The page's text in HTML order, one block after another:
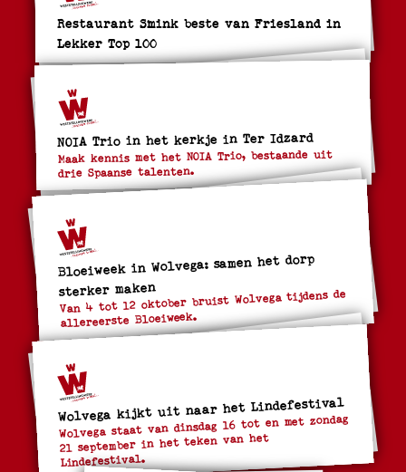
Restaurant Smink beste van Friesland in
Lekker Top 100
NOIA Trio in het kerkje in Ter Idzard
Maak kennis met het NOIA Trio, bestaande uit
drie Spaanse talenten.
Bloeiweek in Wolvega: samen het dorp
sterker maken
Van 4 tot 12 oktober bruist Wolvega tijdens de
allereerste Bloeiweek.
Wolvega kijkt uit naar het Lindefestival
Wolvega staat van dinsdag 16 tot en met zondag
21 september in het teken van het
Lindefestival.